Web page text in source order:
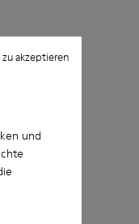
und
akzeptieren